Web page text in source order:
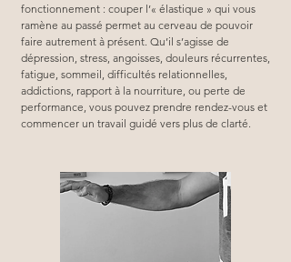
fonctionnement : couper l’« élastique » qui vous
ramène au passé permet au cerveau de pouvoir
faire autrement à présent. Qu’il s’agisse de
dépression, stress, angoisses, douleurs récurrentes,
fatigue, sommeil, difficultés relationnelles,
addictions, rapport à la nourriture, ou perte de
performance, vous pouvez prendre rendez-vous et
commencer un travail guidé vers plus de clarté.